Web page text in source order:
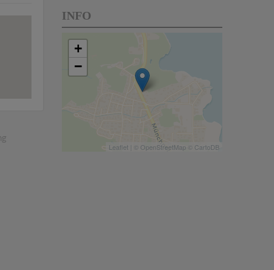
INFO
+
−
Leaflet | © OpenStreetMap © CartoDB